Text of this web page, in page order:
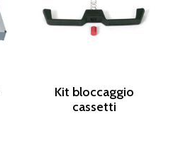
Kit bloccaggio
cassetti